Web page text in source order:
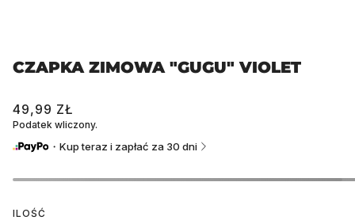
CZAPKA ZIMOWA "GUGU" VIOLET
49,99 ZŁ
Podatek wliczony.
・Kup teraz i zapłać za 30 dni
ILOŚĆ